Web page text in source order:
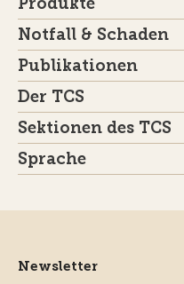
Notfall & Schaden
Publikationen
Der TCS
Sektionen des TCS
Sprache
Newsletter